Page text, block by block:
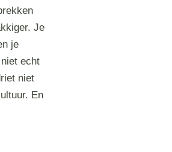
Je
je
echt
niet
En